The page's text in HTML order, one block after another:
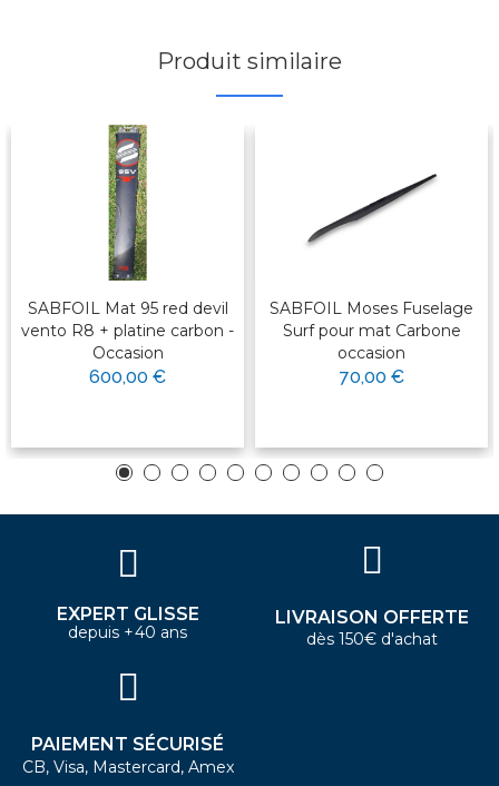
Produit similaire
SABFOIL Mat 95 red devil
vento R8 + platine carbon -
Occasion
600,00 €
SABFOIL Moses Fuselage
Surf pour mat Carbone
occasion
70,00 €
EXPERT GLISSE
depuis +40 ans
LIVRAISON OFFERTE
dès 150€ d'achat
PAIEMENT SÉCURISÉ
CB, Visa, Mastercard, Amex